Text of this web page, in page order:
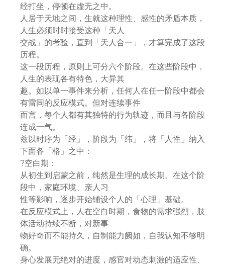
经打坐，停顿在虚无之中。
人居于天地之间，生就这种理性、感性的矛盾本质，
人生必须时时接受这种「天人
交战」的考验，直到「天人合一」，才算完成了这段
历程。
这一段历程，原则上可分六个阶段。在这些阶段中，
人生的表现各有特色，大异其
趣。如以单一事件来分析，任何人在任一阶段中都会
有雷同的反应模式。但对连续事件
而言，每个人都有其独特的行为轨迹，而且与各阶段
连成一气。
兹以时序为「经」，阶段为「纬」，将「人性」纳入
下面各「格」之中：
?空白期：
从初生到启蒙之前，纯然是生理的成长期。在这个阶
段中，家庭环境、亲人习
性等影响，逐步开始铺设个人的「心理」基础。
在反应模式上，人在空白时期，食物的需求强烈，肢
体活动持续不断，对新事
物好奇而不能持久，自制能力阙如，自我认知不够明
确。
身心发展无绝对的进度，感官对动态刺激的适应性、